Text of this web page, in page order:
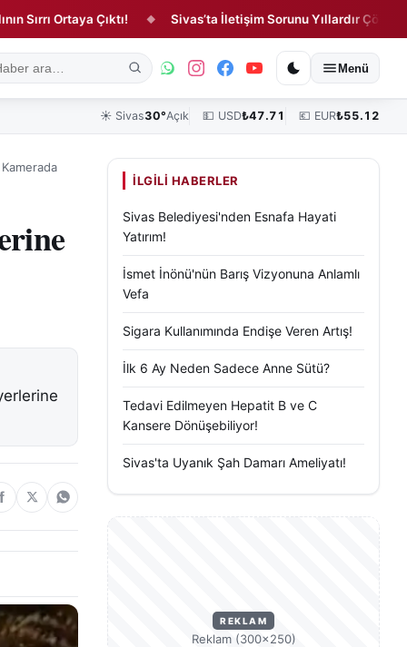
Ortaya Çıktı! ◆ Sivas’ta İletişim Sorunu Yıllardır Çözülmedi!
Kültür, Sanat ve Tarih Yaşam Sivas Vefat Edenler Köşe
Menü
☀️ Sivas30°Açık 💵 USD₺47.71 💶 EUR₺55.12
İLGILI HABERLER
Sivas Belediyesi'nden Esnafa Hayati
Yatırım!
İsmet İnönü'nün Barış Vizyonuna Anlamlı
Vefa
Sigara Kullanımında Endişe Veren Artış!
İlk 6 Ay Neden Sadece Anne Sütü?
Tedavi Edilmeyen Hepatit B ve C
Kansere Dönüşebiliyor!
Sivas'ta Uyanık Şah Damarı Ameliyatı!
REKLAM
Reklam (300×250)